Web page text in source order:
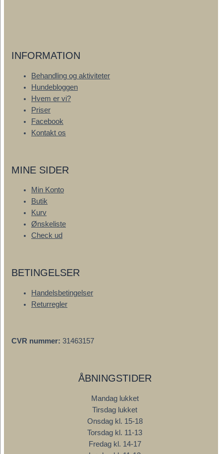
INFORMATION
Behandling og aktiviteter
Hundebloggen
Hvem er vi?
Priser
Facebook
Kontakt os
MINE SIDER
Min Konto
Butik
Kurv
Ønskeliste
Check ud
BETINGELSER
Handelsbetingelser
Returregler
CVR nummer: 31463157
ÅBNINGSTIDER
Mandag lukket
Tirsdag lukket
Onsdag kl. 15-18
Torsdag kl. 11-13
Fredag kl. 14-17